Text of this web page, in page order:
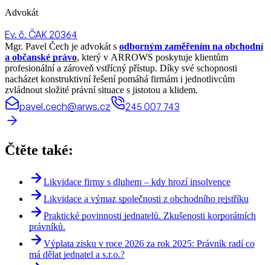
Advokát
Ev. č. ČAK 20364
Mgr. Pavel Čech je advokát s odborným zaměřením na obchodní
a občanské právo, který v ARROWS poskytuje klientům
profesionální a zároveň vstřícný přístup. Díky své schopnosti
nacházet konstruktivní řešení pomáhá firmám i jednotlivcům
zvládnout složité právní situace s jistotou a klidem.
pavel.cech@arws.cz 245 007 743
Čtěte také:
Likvidace firmy s dluhem – kdy hrozí insolvence
Likvidace a výmaz společnosti z obchodního rejstříku
Praktické povinnosti jednatelů. Zkušenosti korporátních
právníků.
Výplata zisku v roce 2026 za rok 2025: Právník radí co
má dělat jednatel a s.r.o.?